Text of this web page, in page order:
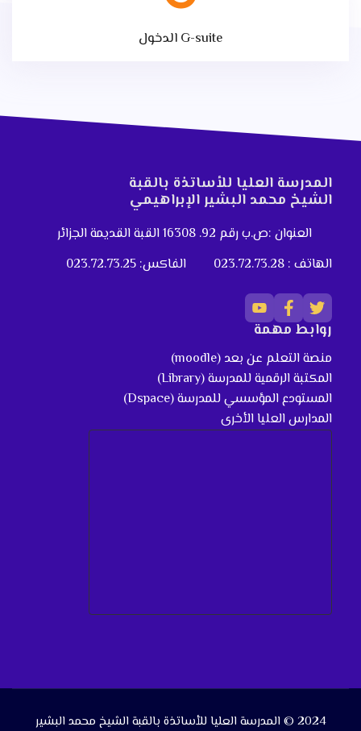
الدخول G-suite
المدرسة العليا للأساتذة بالقبة
الشيخ محمد البشير الإبراهيمي
العنوان :ص.ب رقم 92. 16308 القبة القديمة الجزائر
الهاتف : 023.72.73.28
الفاكس: 023.72.73.25
روابط مهمة
منصة التعلم عن بعد (moodle)
المكتبة الرقمية للمدرسة (Library)
المستودع المؤسسي للمدرسة (Dspace)
المدارس العليا الأخرى
2024 © المدرسة العليا للأساتذة بالقبة الشيخ محمد البشير